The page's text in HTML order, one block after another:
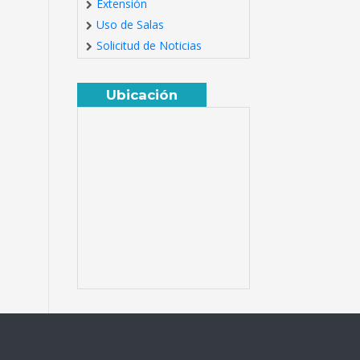
Extensión
Uso de Salas
Solicitud de Noticias
Ubicación